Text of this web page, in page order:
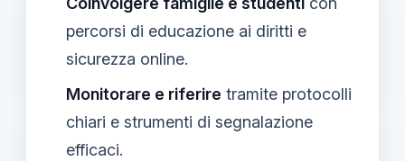
percorsi di educazione ai diritti e
sicurezza online.
Monitorare e riferire tramite protocolli
chiari e strumenti di segnalazione
efficaci.